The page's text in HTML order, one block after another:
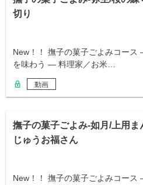
切り
New！！ 撫子の菓子ごよみコー
を味わう ― 料理家／お米…
動画
撫子の菓子ごよみ-如月/上用ま
じゅうお福さん
New！！ 撫子の菓子ごよみコー